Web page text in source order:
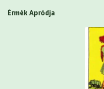
Érmék Apródja